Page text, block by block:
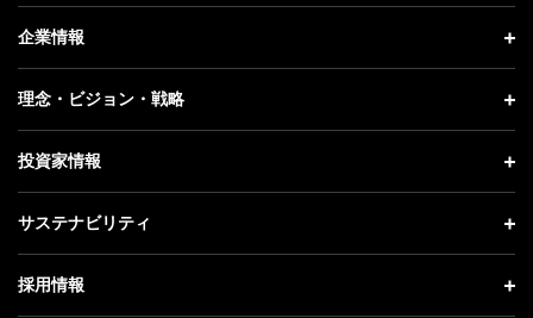
ニュース トップ
プレスリリース
更新情報
記者説明会
企業情報
企業情報 トップ
社長メッセージ
事業紹介
ガバナンス
理念・ビジョン・戦略
理念・ビジョン・戦略 トップ
成長戦略「Activate AI for Society」
人材戦略
投資家情報
投資家情報 トップ
経営方針
サステナビリティ
サステナビリティ トップ
採用情報